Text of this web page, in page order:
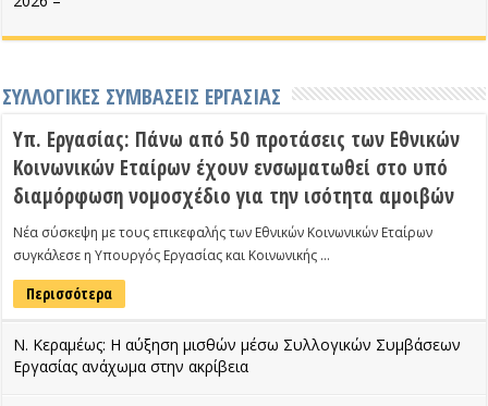
ΣΥΛΛΟΓΙΚΕΣ ΣΥΜΒΑΣΕΙΣ ΕΡΓΑΣΙΑΣ
Υπ. Εργασίας: Πάνω από 50 προτάσεις των Εθνικών
Κοινωνικών Εταίρων έχουν ενσωματωθεί στο υπό
διαμόρφωση νομοσχέδιο για την ισότητα αμοιβών
Νέα σύσκεψη με τους επικεφαλής των Εθνικών Κοινωνικών Εταίρων
συγκάλεσε η Υπουργός Εργασίας και Κοινωνικής …
Περισσότερα
Ν. Κεραμέως: Η αύξηση μισθών μέσω Συλλογικών Συμβάσεων
Εργασίας ανάχωμα στην ακρίβεια